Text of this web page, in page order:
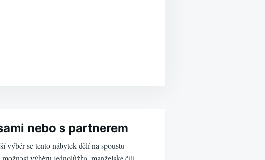
nebo s partnerem
výběr se tento nábytek dělí na spoustu